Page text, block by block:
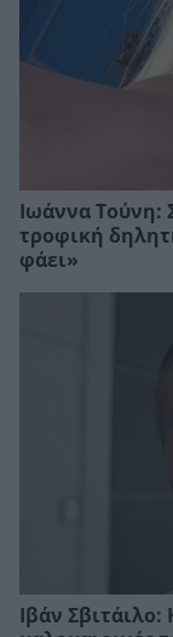
Ιωάννα Τούνη:
τροφική
φάει»
Ιβάν